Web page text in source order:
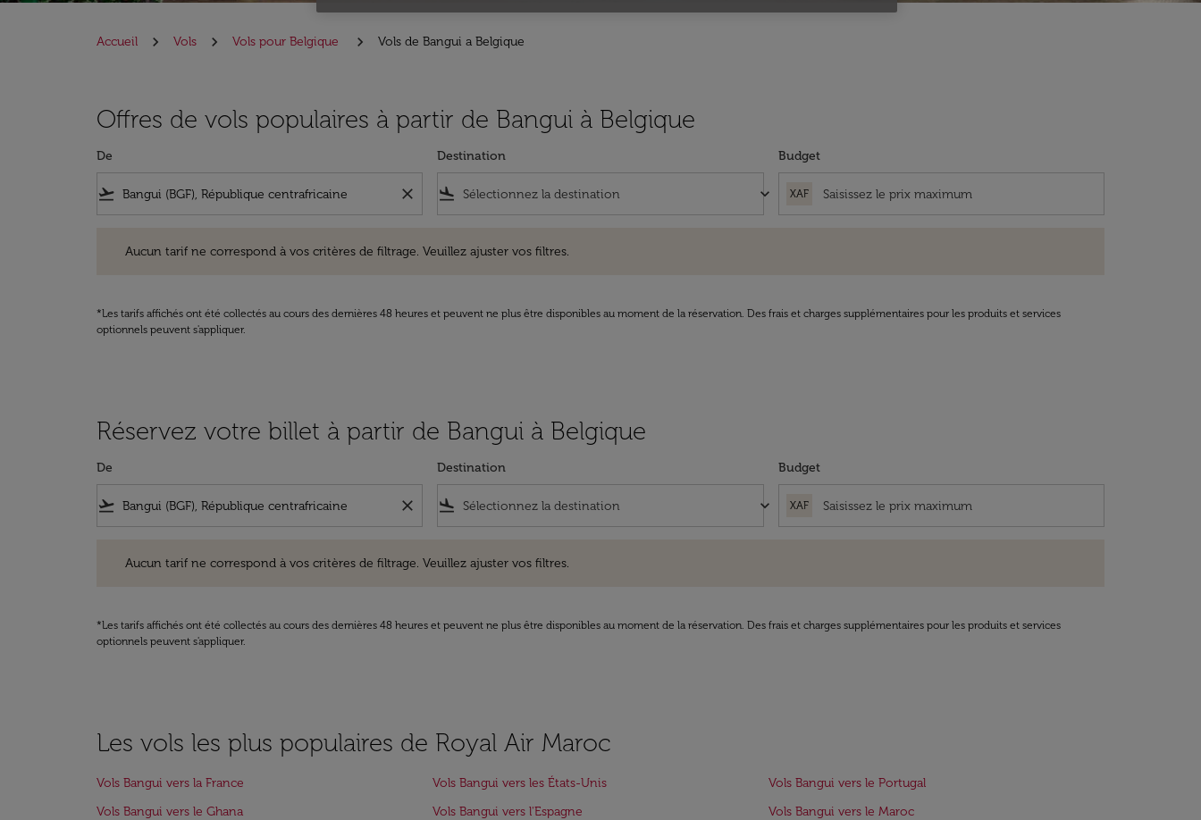
Accueil Vols Vols pour Belgique Vols de Bangui a Belgique
Offres de vols populaires à partir de Bangui à Belgique
De
flight_takeoff close
Destination
flight_land keyboard_arrow_down
Budget
XAF
Aucun tarif ne correspond à vos critères de filtrage. Veuillez ajuster vos filtres.
*Les tarifs affichés ont été collectés au cours des dernières 48 heures et peuvent ne plus être disponibles au moment de la réservation. Des frais et charges supplémentaires pour les produits et services
optionnels peuvent s'appliquer.
Réservez votre billet à partir de Bangui à Belgique
De
flight_takeoff close
Destination
flight_land keyboard_arrow_down
Budget
XAF
Aucun tarif ne correspond à vos critères de filtrage. Veuillez ajuster vos filtres.
*Les tarifs affichés ont été collectés au cours des dernières 48 heures et peuvent ne plus être disponibles au moment de la réservation. Des frais et charges supplémentaires pour les produits et services
optionnels peuvent s'appliquer.
Les vols les plus populaires de Royal Air Maroc
Vols Bangui vers la France Vols Bangui vers les États-Unis
Vols Bangui vers le Portugal
Vols Bangui vers le Ghana
Vols Bangui vers l'Espagne
Vols Bangui vers le Maroc